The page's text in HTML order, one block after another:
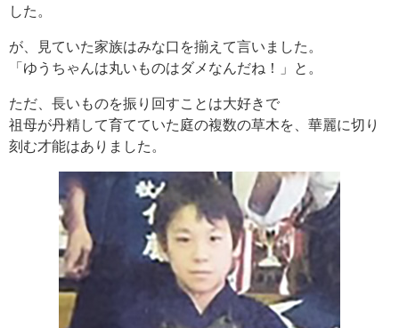
した。
が、見ていた家族はみな口を揃えて言いました。
「ゆうちゃんは丸いものはダメなんだね！」と。
ただ、長いものを振り回すことは大好きで
祖母が丹精して育てていた庭の複数の草木を、華麗に切り
刻む才能はありました。